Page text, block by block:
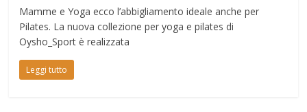
Mamme e Yoga ecco l’abbigliamento ideale anche per
Pilates. La nuova collezione per yoga e pilates di
Oysho_Sport è realizzata
Leggi tutto